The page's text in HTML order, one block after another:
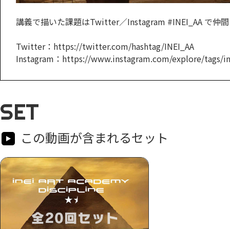
講義で描いた課題はTwitter／Instagram #INEI_AA で仲
Twitter：https://twitter.com/hashtag/INEI_AA
Instagram：https://www.instagram.com/explore/tags/
SET
この動画が含まれるセット